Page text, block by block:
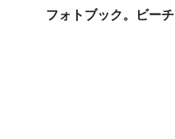
フォトブック。ビーチ